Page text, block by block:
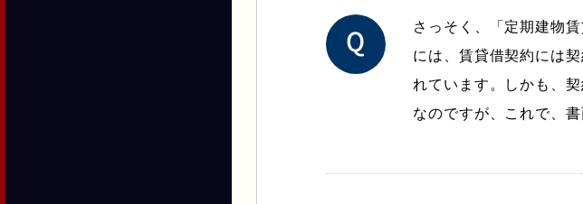
さっそく、「定期建物
には、賃貸借契約には
れています。しかも、
なのですが、これで、